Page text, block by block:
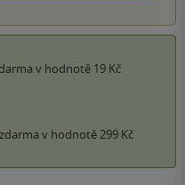
v hodnotě 19 Kč
v hodnotě 299 Kč